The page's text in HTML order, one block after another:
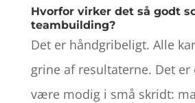
Hvorfor virker det så godt
teambuilding?
Det er håndgribeligt. Alle
grine af resultaterne. Det er
være modig i små skridt: